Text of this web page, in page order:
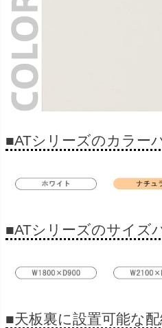
■ATシリーズのカラー
■ATシリーズのサイズ
■天板裏に設置可能な